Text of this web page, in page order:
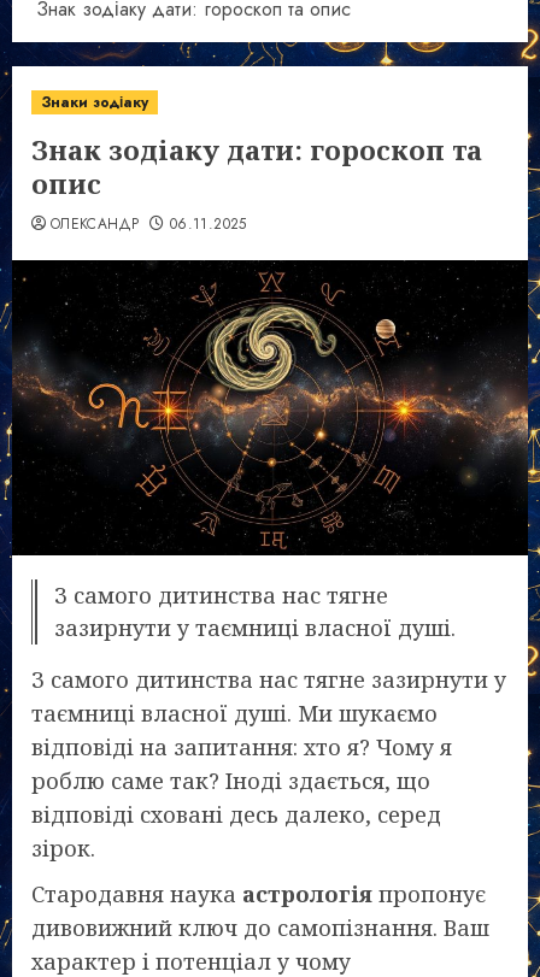
Знак зодіаку дати: гороскоп та опис
Знаки зодіаку
Знак зодіаку дати: гороскоп та
опис
ОЛЕКСАНДР 06.11.2025
З самого дитинства нас тягне
зазирнути у таємниці власної душі.
З самого дитинства нас тягне зазирнути у
таємниці власної душі. Ми шукаємо
відповіді на запитання: хто я? Чому я
роблю саме так? Іноді здається, що
відповіді сховані десь далеко, серед
зірок.
Стародавня наука астрологія пропонує
дивовижний ключ до самопізнання. Ваш
характер і потенціал у чому